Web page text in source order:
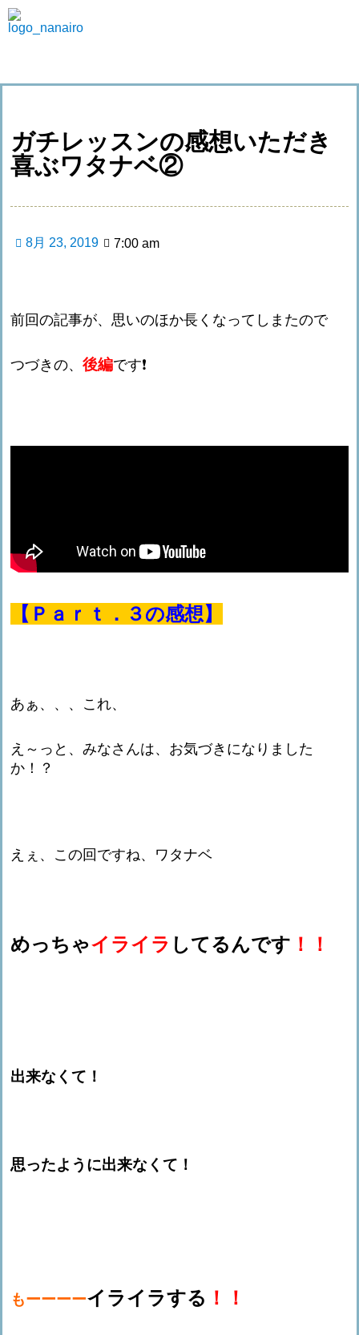
ガチレッスンの感想いただき
喜ぶワタナベ②
8月 23, 2019 7:00 am
前回の記事が、思いのほか長くなってしまたので
つづきの、 後編です❗️
【Ｐａｒｔ．３の感想】
あぁ、、、これ、
え～っと、みなさんは、お気づきになりました
か！？
えぇ、この回ですね、ワタナベ
めっちゃイライラ してるんです ！！
出来なくて！
思ったように出来なくて！
もーーーーイライラする ！！